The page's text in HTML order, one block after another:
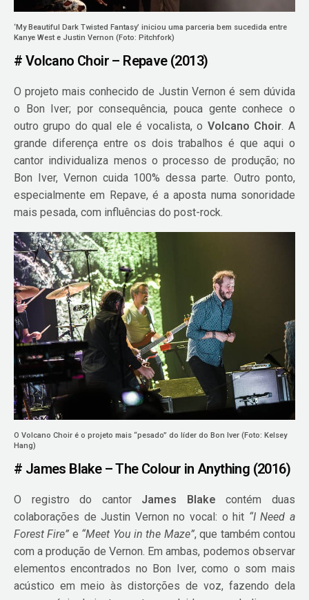
‘My Beautiful Dark Twisted Fantasy’ iniciou uma parceria bem sucedida entre
Kanye West e Justin Vernon (Foto: Pitchfork)
# Volcano Choir – Repave (2013)
O projeto mais conhecido de Justin Vernon é sem dúvida
o Bon Iver; por consequência, pouca gente conhece o
outro grupo do qual ele é vocalista, o Volcano Choir. A
grande diferença entre os dois trabalhos é que aqui o
cantor individualiza menos o processo de produção; no
Bon Iver, Vernon cuida 100% dessa parte. Outro ponto,
especialmente em Repave, é a aposta numa sonoridade
mais pesada, com influências do post-rock.
O Volcano Choir é o projeto mais “pesado” do líder do Bon Iver (Foto: Kelsey
Hang)
# James Blake – The Colour in Anything (2016)
O registro do cantor James Blake contém duas
colaborações de Justin Vernon no vocal: o hit “I Need a
Forest Fire” e “Meet You in the Maze”, que também contou
com a produção de Vernon. Em ambas, podemos observar
elementos encontrados no Bon Iver, como o som mais
acústico em meio às distorções de voz, fazendo dela